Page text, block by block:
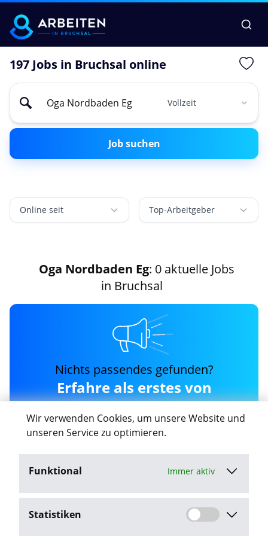
Wir verwenden Cookies, um unsere Website und
unseren Service zu optimieren.
Funktional Immer aktiv
Statistiken
197 Jobs in Bruchsal online
Job suchen
Online seit Top-Arbeitgeber
Oga Nordbaden Eg: 0 aktuelle Jobs
in Bruchsal
Nichts passendes gefunden?
Erfahre als erstes von
neuen oga-nordbaden-eg
Jobs in Bruchsal